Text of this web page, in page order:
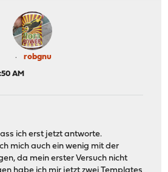
robgnu
AM
ich erst jetzt antworte.
mich auch ein wenig mit der
da mein erster Versuch nicht